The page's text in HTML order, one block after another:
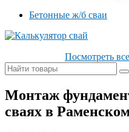
Бетонные ж/б сваи
Посмотреть
Монтаж
сваях в